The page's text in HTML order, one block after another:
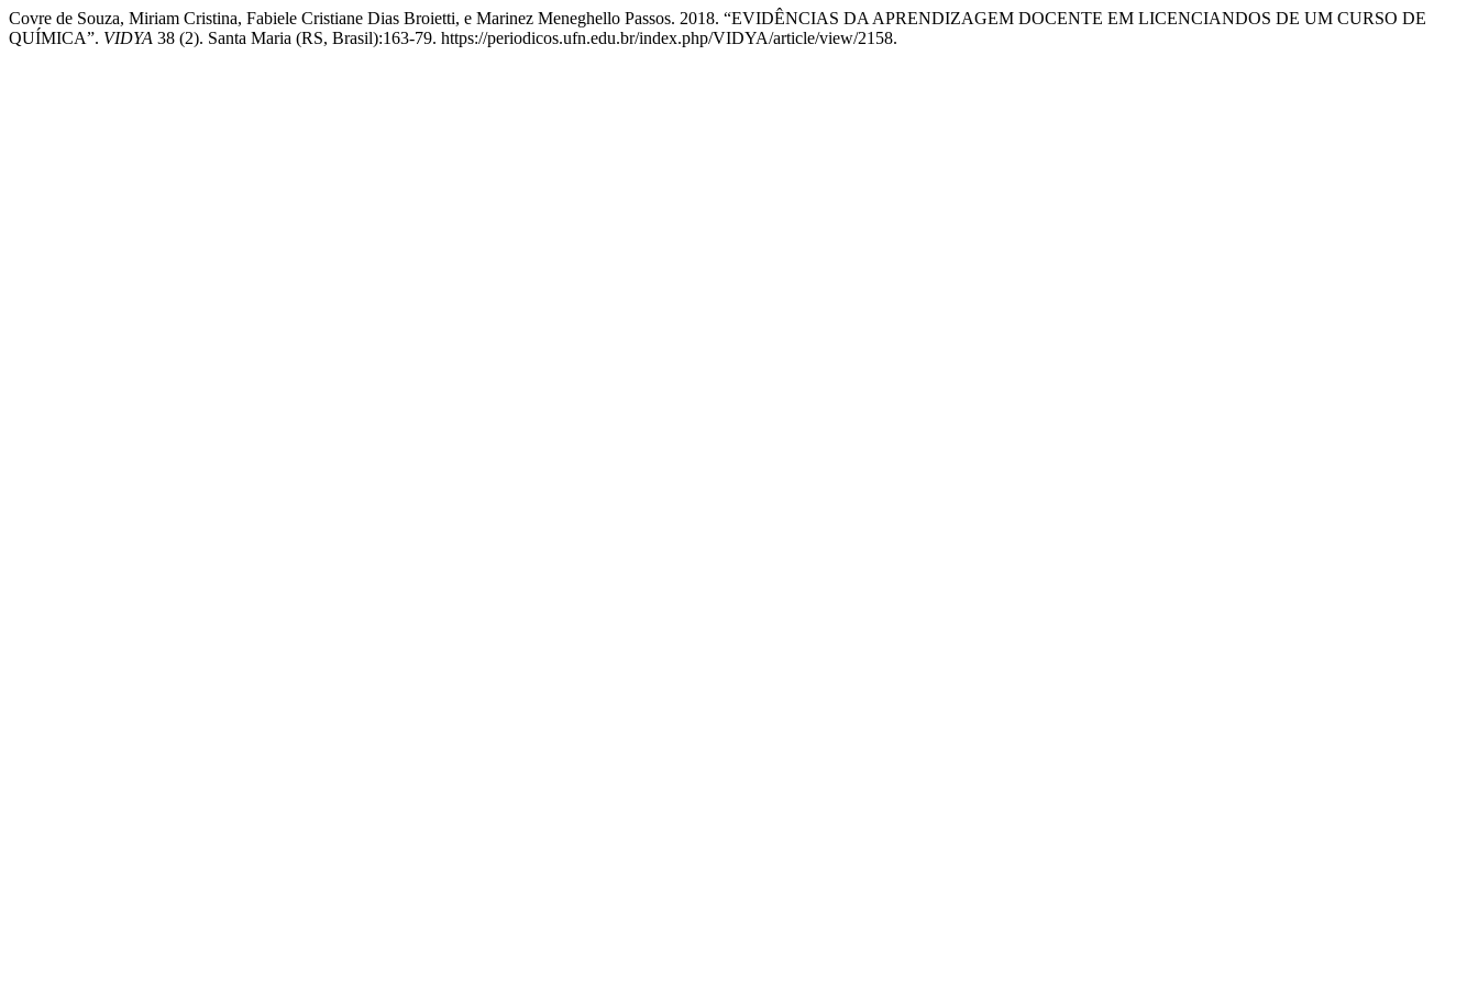
Covre de Souza, Miriam Cristina, Fabiele Cristiane Dias Broietti, e Marinez Meneghello Passos. 2018. “EVIDÊNCIAS DA APRENDIZAGEM DOCENTE EM LICENCIANDOS DE UM CURSO DE
QUÍMICA”. VIDYA 38 (2). Santa Maria (RS, Brasil):163-79. https://periodicos.ufn.edu.br/index.php/VIDYA/article/view/2158.